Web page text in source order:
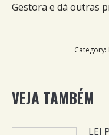
Gestora e dá outras
Category:
VEJA TAMBÉM
LEI